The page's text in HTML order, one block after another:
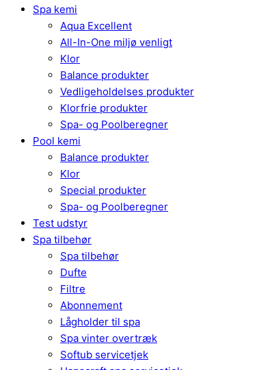
Spa kemi
Aqua Excellent
All-In-One miljø venligt
Klor
Balance produkter
Vedligeholdelses produkter
Klorfrie produkter
Spa- og Poolberegner
Pool kemi
Balance produkter
Klor
Special produkter
Spa- og Poolberegner
Test udstyr
Spa tilbehør
Spa tilbehør
Dufte
Filtre
Abonnement
Lågholder til spa
Spa vinter overtræk
Softub servicetjek